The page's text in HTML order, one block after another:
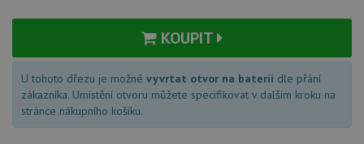
KOUPIT
U tohoto dřezu je možné vyvrtat otvor na baterii dle přání
zákazníka. Umístění otvoru můžete specifikovat v dalším kroku na
stránce nákupního košíku.